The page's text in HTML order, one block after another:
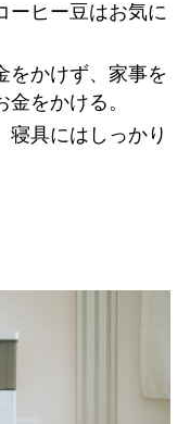
ーヒー豆はお気に
をかけず、家事を
をかける。
寝具にはしっかり